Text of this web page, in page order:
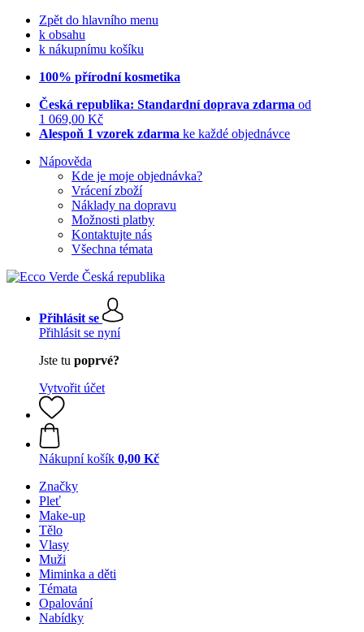
Zpět do hlavního menu
k obsahu
k nákupnímu košíku
100% přírodní kosmetika
Česká republika: Standardní doprava zdarma od
1 069,00 Kč
Alespoň 1 vzorek zdarma ke každé objednávce
Nápověda
Kde je moje objednávka?
Vrácení zboží
Náklady na dopravu
Možnosti platby
Kontaktujte nás
Všechna témata
Přihlásit se
Přihlásit se nyní
Jste tu poprvé?
Vytvořit účet
Nákupní košík 0,00 Kč
Značky
Pleť
Make-up
Tělo
Vlasy
Muži
Miminka a děti
Témata
Opalování
Nabídky